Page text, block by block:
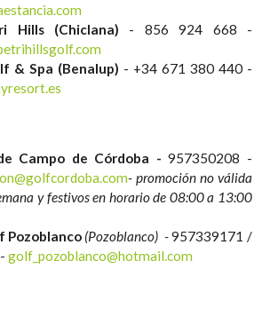
Hills (Chiclana) - 856 924 668 -
& Spa (Benalup) - +34 671 380 440 -
Campo de Córdoba - 957350208 -
- promoción no válida
y festivos en horario de 08:00 a 13:00
Pozoblanco (Pozoblanco) -957339171 /
golf_pozoblanco@hotmail.com